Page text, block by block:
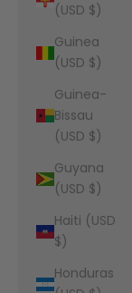
(USD $)
Guinea
(USD $)
Guinea-
Bissau
(USD $)
Guyana
(USD $)
Haiti (USD
$)
Honduras